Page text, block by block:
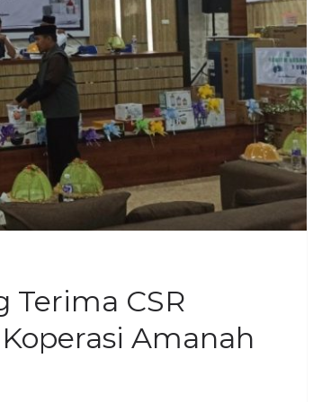
Terima CSR
Amanah